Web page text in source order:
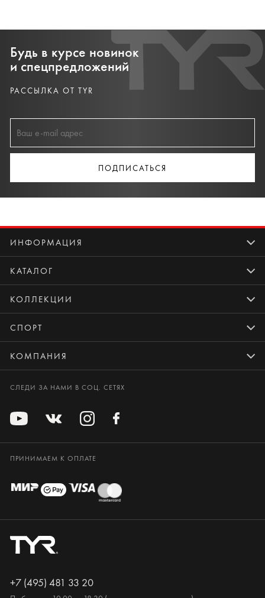
Будь в курсе новинок
и спецпредложений
РАССЫЛКА ОТ TYR
ПОДПИСАТЬСЯ
ИНФОРМАЦИЯ
КАТАЛОГ
КОЛЛЕКЦИИ
СПОРТ
КОМПАНИЯ
СЛЕДИ ЗА НАМИ В СОЦ. СЕТЯХ
ПРИНИМАЕМ К ОПЛАТЕ
+7 (495) 481 33 20